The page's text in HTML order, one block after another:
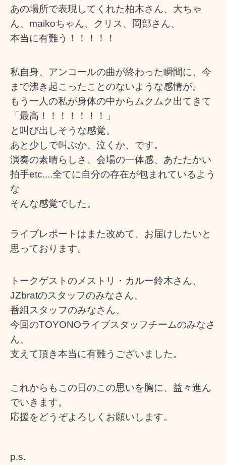
あの場所で表現してくれた柏木さん、大ちゃ
ん、maikoちゃん、クリス、岡部さん、
本当に有難う！！！！！
私自身、アンコールの曲が終わった瞬間に、今
まで沸き起こったことのないような感情が。
もう一人の私が身体の中からムクムク出てきて
「最高！！！！！！！」
と叫び出しそうな感覚。
あと少しで叫ぶか、泣くか、です。
演奏の素晴らしさ、会場の一体感、あたたかい
拍手etc....全てに自分の存在が包まれているよう
な
そんな感覚でした。
ライブレポートはまた改めて、お届けしたいと
思っております。
トークゲストのメストリ・カルー鈴木さん、
JZbratのスタッフのみなさん、
番組スタッフのみなさん、
今回のTOYONOライブスタッフチームのみなさ
ん、
支えて頂き本当に有難うございました。
これからもこの日のこの思いを胸に、益々進ん
でいきます。
応援をどうぞよろしくお願いします。
p.s.